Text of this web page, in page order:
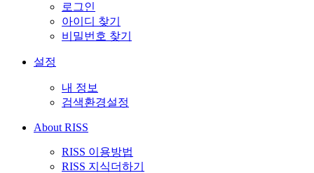
로그인
아이디 찾기
비밀번호 찾기
설정
내 정보
검색환경설정
About RISS
RISS 이용방법
RISS 지식더하기